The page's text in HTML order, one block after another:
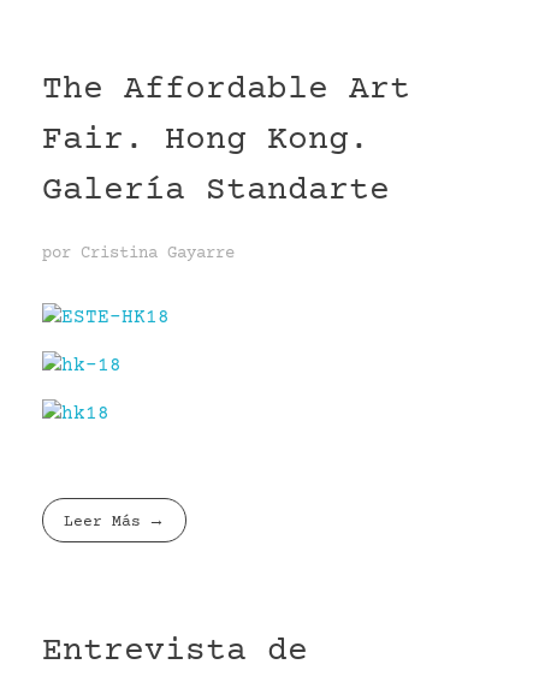
VR
The Affordable Art
Fair. Hong Kong.
Galería Standarte
por Cristina Gayarre
Leer Más
Entrevista de